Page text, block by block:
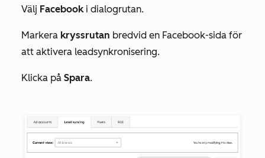
Välj Facebooki dialogrutan.
Markera kryssrutan bredvid en Facebook-sida för
att aktivera leadsynkronisering.
Klicka på Spara.